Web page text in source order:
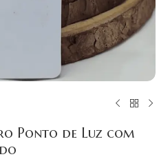
Ponto de Luz com